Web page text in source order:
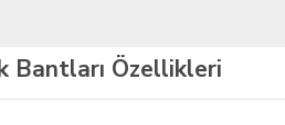
Bantları Özellikleri